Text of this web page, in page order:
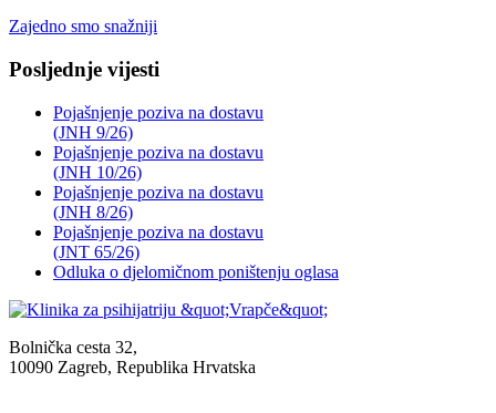
Zajedno smo snažniji
Posljednje vijesti
Pojašnjenje poziva na dostavu
(JNH 9/26)
Pojašnjenje poziva na dostavu
(JNH 10/26)
Pojašnjenje poziva na dostavu
(JNH 8/26)
Pojašnjenje poziva na dostavu
(JNT 65/26)
Odluka o djelomičnom poništenju oglasa
Bolnička cesta 32,
10090 Zagreb, Republika Hrvatska